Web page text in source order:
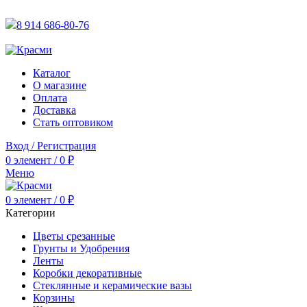
8 914 686-80-76
Каталог
О магазине
Оплата
Доставка
Стать оптовиком
Вход / Регистрация
0 элемент / 0 ₽
Меню
0 элемент / 0 ₽
Категории
Цветы срезанные
Грунты и Удобрения
Ленты
Коробки декоративные
Стеклянные и керамические вазы
Корзины